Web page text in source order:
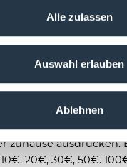
Alle zulassen
Auswahl erlauben
Ablehnen
Sie Zeit an
Sie mit dem Gutschein
zu
so. Unsere
bestellen oder
zuhause ausdrucken.
20€, 30€, 50€.